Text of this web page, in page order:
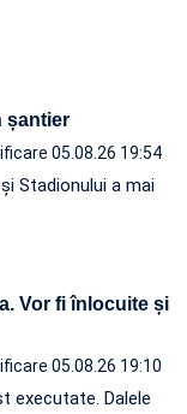
șantier
05.08.26 19:54
Stadionului a mai
Vor fi înlocuite și
05.08.26 19:10
executate. Dalele